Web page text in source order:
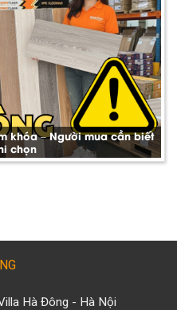
khóa – Người mua cần biết
chọn
Hà Đông - Hà Nội